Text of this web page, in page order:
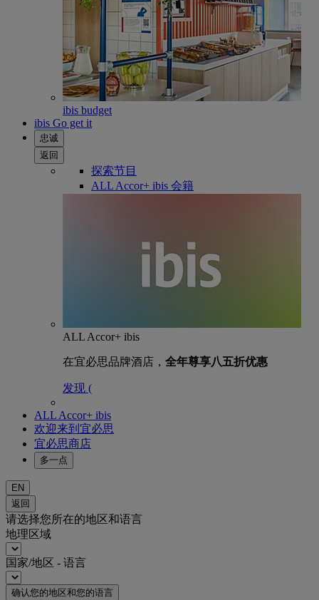
ibis budget
ibis Go get it
忠诚
返回
探索节目
ALL Accor+ ibis 会籍
ALL Accor+ ibis
在宜必思品牌酒店， 全年尊享八五折优惠
发现 (
ALL Accor+ ibis
欢迎来到宜必思
宜必思商店
多一点
EN
返回
请选择您所在的地区和语言
地理区域
国家/地区 - 语言
确认您的地区和您的语言